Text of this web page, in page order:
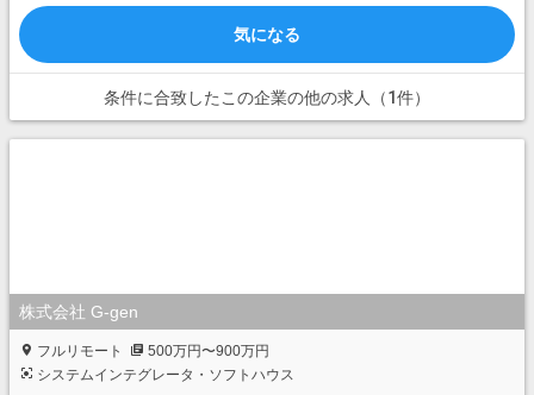
気になる
条件に合致したこの企業の他の求人（1件）
株式会社 G-gen
フルリモート
500万円〜900万円
システムインテグレータ・ソフトハウス